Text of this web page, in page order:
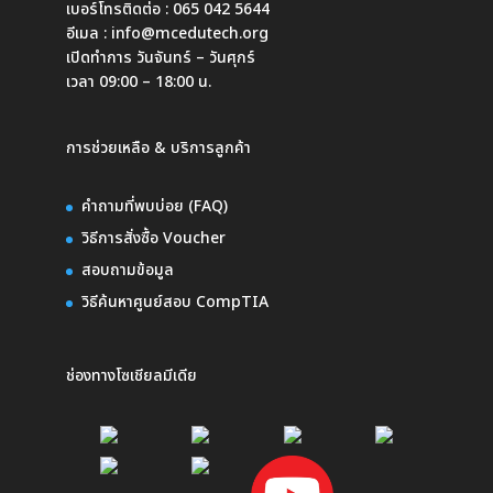
เบอร์โทรติดต่อ : 065 042 5644
อีเมล : info@mcedutech.org
เปิดทำการ วันจันทร์ – วันศุกร์
เวลา 09:00 – 18:00 น.
การช่วยเหลือ & บริการลูกค้า
คำถามที่พบบ่อย (FAQ)
วิธีการสั่งซื้อ Voucher
สอบถามข้อมูล
วิธีค้นหาศูนย์สอบ CompTIA
ช่องทางโซเชียลมีเดีย